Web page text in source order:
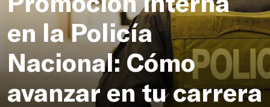
en la Policía
Nacional: Cómo
avanzar en tu carrera